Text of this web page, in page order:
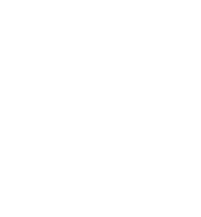
unseren globalen Stellenmarkt nach interessanten